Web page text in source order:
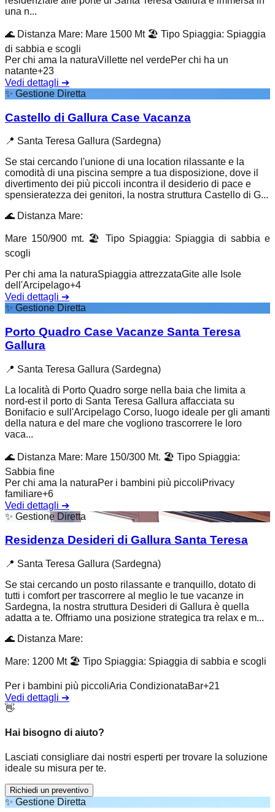
una n...
🌊 Distanza Mare: Mare 1500 Mt 🏖️ Tipo Spiaggia: Spiaggia
di sabbia e scogli
Per chi ama la naturaVillette nel verdePer chi ha un
natante+23
Vedi dettagli ➔
✨ Gestione Diretta
Castello di Gallura Case Vacanza
📍 Santa Teresa Gallura (Sardegna)
Se stai cercando l'unione di una location rilassante e la
comodità di una piscina sempre a tua disposizione, dove il
divertimento dei più piccoli incontra il desiderio di pace e
spensieratezza dei genitori, la nostra struttura Castello di G...
🌊 Distanza Mare:
Mare 150/900 mt. 🏖️ Tipo Spiaggia: Spiaggia di sabbia e
scogli
Per chi ama la naturaSpiaggia attrezzataGite alle Isole
dell'Arcipelago+4
Vedi dettagli ➔
✨ Gestione Diretta
Porto Quadro Case Vacanze Santa Teresa
Gallura
📍 Santa Teresa Gallura (Sardegna)
La località di Porto Quadro sorge nella baia che limita a
nord-est il porto di Santa Teresa Gallura affacciata su
Bonifacio e sull'Arcipelago Corso, luogo ideale per gli amanti
della natura e del mare che vogliono trascorrere le loro
vaca...
🌊 Distanza Mare: Mare 150/300 Mt. 🏖️ Tipo Spiaggia:
Sabbia fine
Per chi ama la naturaPer i bambini più piccoliPrivacy
familiare+6
Vedi dettagli ➔
✨ Gestione Diretta
Residenza Desideri di Gallura Santa Teresa
📍 Santa Teresa Gallura (Sardegna)
Se stai cercando un posto rilassante e tranquillo, dotato di
tutti i comfort per trascorrere al meglio le tue vacanze in
Sardegna, la nostra struttura Desideri di Gallura è quella
adatta a te. Offriamo una posizione strategica tra relax e m...
🌊 Distanza Mare:
Mare: 1200 Mt 🏖️ Tipo Spiaggia: Spiaggia di sabbia e scogli
Per i bambini più piccoliAria CondizionataBar+21
Vedi dettagli ➔
👋
Hai bisogno di aiuto?
Lasciati consigliare dai nostri esperti per trovare la soluzione
ideale su misura per te.
Richiedi un preventivo
✨ Gestione Diretta